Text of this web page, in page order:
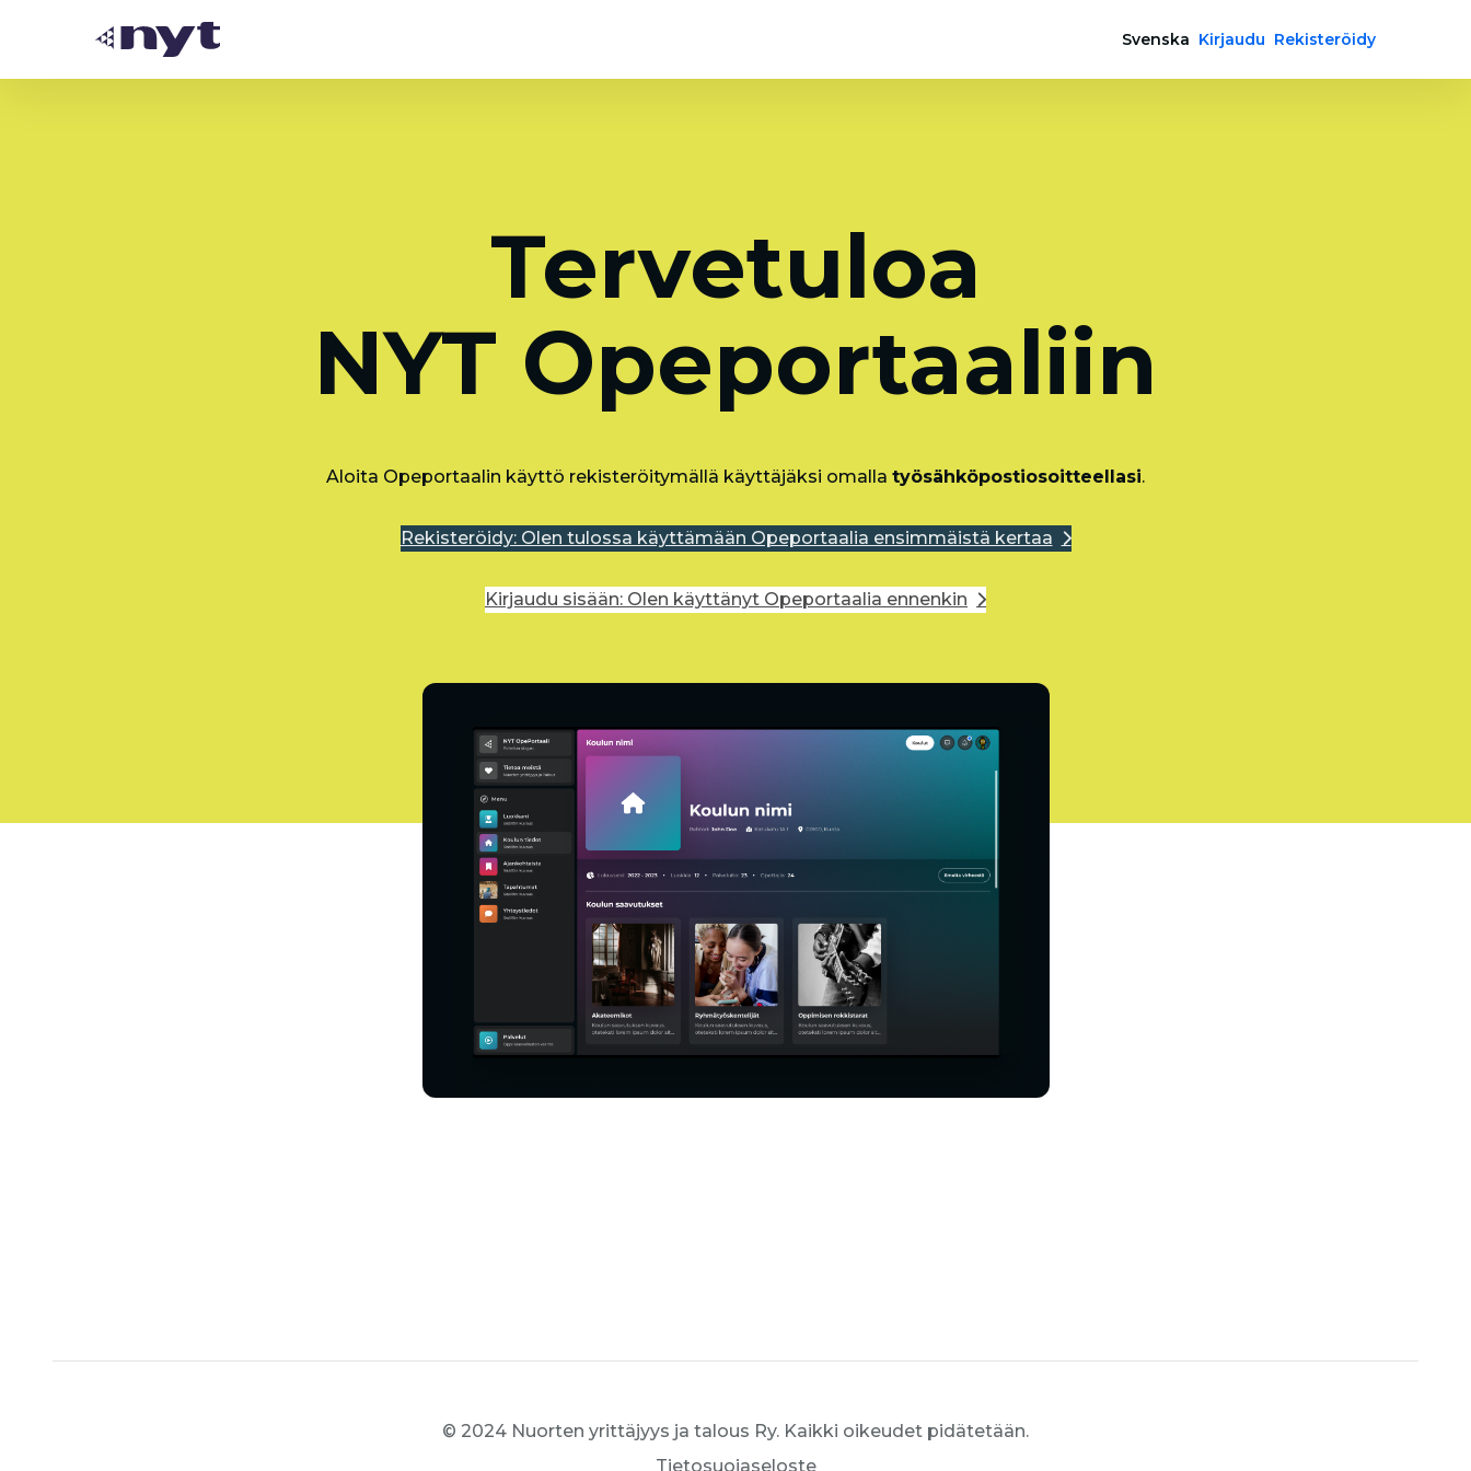
Svenska Kirjaudu Rekisteröidy
Tervetuloa
NYT Opeportaaliin
Aloita Opeportaalin käyttö rekisteröitymällä käyttäjäksi omalla työsähköpostiosoitteellasi.
Rekisteröidy: Olen tulossa käyttämään Opeportaalia ensimmäistä kertaa
Kirjaudu sisään: Olen käyttänyt Opeportaalia ennenkin
© 2024 Nuorten yrittäjyys ja talous Ry. Kaikki oikeudet pidätetään.
Tietosuojaseloste